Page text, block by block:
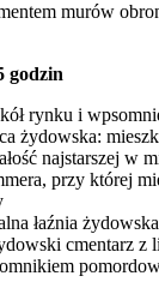
murów
godzin
rynku i
żydowska:
najstarszej w
przy której
łaźnia żydowska
cmentarz z